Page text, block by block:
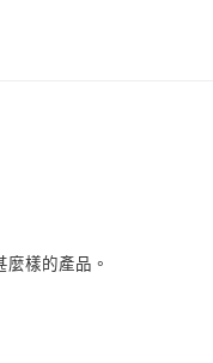
樣的產品。